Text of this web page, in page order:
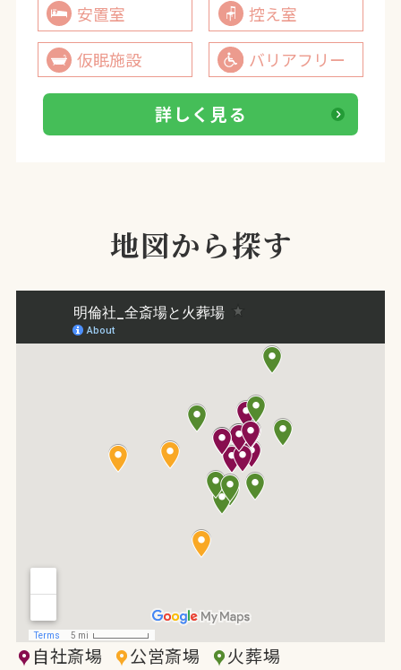
安置室
控え室
仮眠施設
バリアフリー
詳しく見る
地図から探す
自社斎場 公営斎場 火葬場